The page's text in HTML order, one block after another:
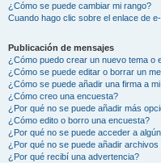
¿Cómo se puede cambiar mi rango?
Cuando hago clic sobre el enlace de
Publicación de mensajes
¿Cómo puedo crear un nuevo tema o
¿Cómo se puede editar o borrar un
¿Cómo se puede añadir una firma a
¿Cómo creo una encuesta?
¿Por qué no se puede añadir más
¿Cómo edito o borro una encuesta?
¿Por qué no se puede acceder a
¿Por qué no se puede añadir archivos
¿Por qué recibí una advertencia?